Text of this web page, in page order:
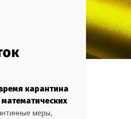
карантина
математических
меры,